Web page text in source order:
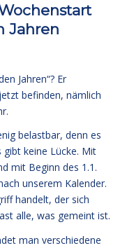
Jahren
Jahren“? Er
befinden, nämlich
belastbar, denn es
gibt keine Lücke. Mit
mit Beginn des 1.1.
unserem Kalender.
handelt, der sich
alle, was gemeint ist.
man verschiedene